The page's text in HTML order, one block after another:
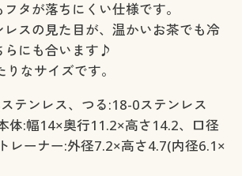
タが落ちにくい仕様です。
スの見た目が、温かいお茶でも冷
らにも合います♪
なサイズです。
テンレス、つる:18-0ステンレス
体:幅14×奥行11.2×高さ14.2、口径
レーナー:外径7.2×高さ4.7(内径6.1×